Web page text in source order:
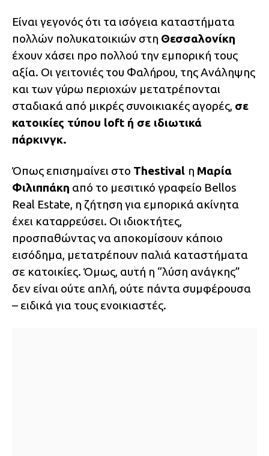
Είναι γεγονός ότι τα ισόγεια καταστήματα
πολλών πολυκατοικιών στη Θεσσαλονίκη
έχουν χάσει προ πολλού την εμπορική τους
αξία. Οι γειτονιές του Φαλήρου, της Ανάληψης
και των γύρω περιοχών μετατρέπονται
σταδιακά από μικρές συνοικιακές αγορές, σε
κατοικίες τύπου loft ή σε ιδιωτικά
πάρκινγκ.
Όπως επισημαίνει στο Thestival η Μαρία
Φιλιππάκη από το μεσιτικό γραφείο Bellos
Real Estate, η ζήτηση για εμπορικά ακίνητα
έχει καταρρεύσει. Οι ιδιοκτήτες,
προσπαθώντας να αποκομίσουν κάποιο
εισόδημα, μετατρέπουν παλιά καταστήματα
σε κατοικίες. Όμως, αυτή η “λύση ανάγκης”
δεν είναι ούτε απλή, ούτε πάντα συμφέρουσα
– ειδικά για τους ενοικιαστές.